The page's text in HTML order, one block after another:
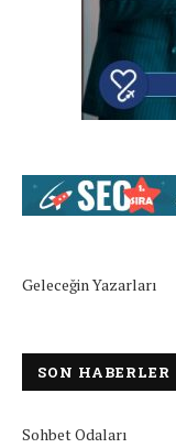
Geleceğin Yazarları
SON HABERLER
Sohbet Odaları